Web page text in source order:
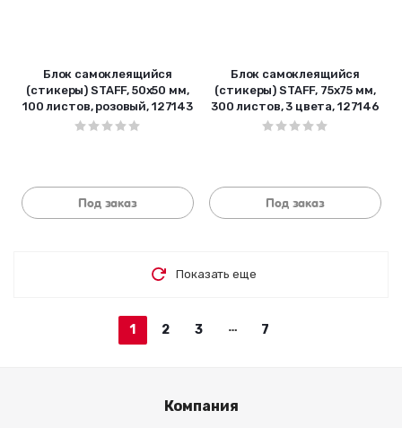
Блок самоклеящийся
(стикеры) STAFF, 50х50 мм,
100 листов, розовый, 127143
Под заказ
Блок самоклеящийся
(стикеры) STAFF, 75х75 мм,
300 листов, 3 цвета, 127146
Под заказ
Показать еще
1 2 3 7
Компания